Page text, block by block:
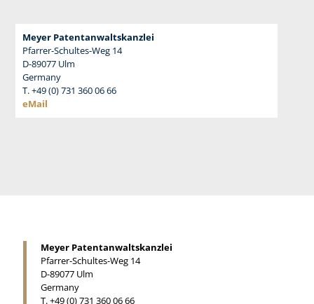
Meyer Patentanwaltskanzlei
Pfarrer-Schultes-Weg 14
D-89077 Ulm
Germany
T. +49 (0) 731 360 06 66
eMail
Meyer Patentanwaltskanzlei
Pfarrer-Schultes-Weg 14
D-89077 Ulm
Germany
T. +49 (0) 731 360 06 66